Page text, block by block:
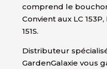
comprend le
Convient aux LC 153P,
151S.
Distributeur
GardenGalaxie vous